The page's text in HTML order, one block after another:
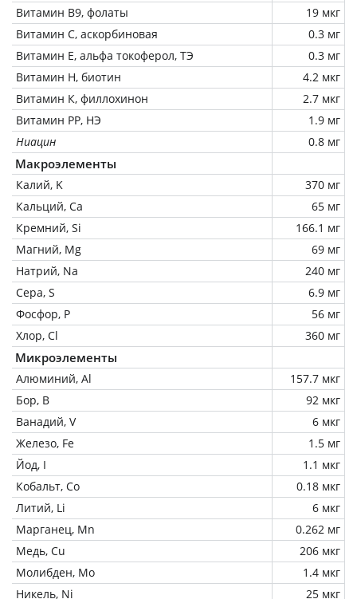
Витамин В9, фолаты
19 мкг
Витамин C, аскорбиновая
0.3 мг
Витамин Е, альфа токоферол, ТЭ
0.3 мг
Витамин Н, биотин
4.2 мкг
Витамин К, филлохинон
2.7 мкг
Витамин РР, НЭ
1.9 мг
Ниацин
0.8 мг
Макроэлементы
Калий, K
370 мг
Кальций, Ca
65 мг
Кремний, Si
166.1 мг
Магний, Mg
69 мг
Натрий, Na
240 мг
Сера, S
6.9 мг
Фосфор, P
56 мг
Хлор, Cl
360 мг
Микроэлементы
Алюминий, Al
157.7 мкг
Бор, B
92 мкг
Ванадий, V
6 мкг
Железо, Fe
1.5 мг
Йод, I
1.1 мкг
Кобальт, Co
0.18 мкг
Литий, Li
6 мкг
Марганец, Mn
0.262 мг
Медь, Cu
206 мкг
Молибден, Mo
1.4 мкг
Никель, Ni
25 мкг